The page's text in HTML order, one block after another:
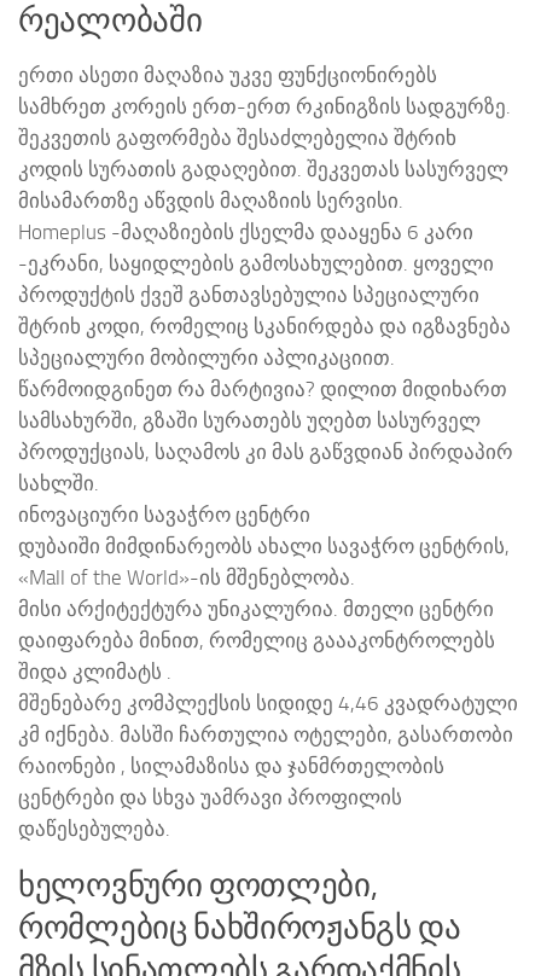
რეალობაში
ერთი ასეთი მაღაზია უკვე ფუნქციონირებს
სამხრეთ კორეის ერთ-ერთ რკინიგზის სადგურზე.
შეკვეთის გაფორმება შესაძლებელია შტრიხ
კოდის სურათის გადაღებით. შეკვეთას სასურველ
მისამართზე აწვდის მაღაზიის სერვისი.
Homeplus -მაღაზიების ქსელმა დააყენა 6 კარი
-ეკრანი, საყიდლების გამოსახულებით. ყოველი
პროდუქტის ქვეშ განთავსებულია სპეციალური
შტრიხ კოდი, რომელიც სკანირდება და იგზავნება
სპეციალური მობილური აპლიკაციით.
წარმოიდგინეთ რა მარტივია? დილით მიდიხართ
სამსახურში, გზაში სურათებს უღებთ სასურველ
პროდუქციას, საღამოს კი მას გაწვდიან პირდაპირ
სახლში.
ინოვაციური სავაჭრო ცენტრი
დუბაიში მიმდინარეობს ახალი სავაჭრო ცენტრის,
«Mall of the World»-ის მშენებლობა.
მისი არქიტექტურა უნიკალურია. მთელი ცენტრი
დაიფარება მინით, რომელიც გაააკონტროლებს
შიდა კლიმატს .
მშენებარე კომპლექსის სიდიდე 4,46 კვადრატული
კმ იქნება. მასში ჩართულია ოტელები, გასართობი
რაიონები , სილამაზისა და ჯანმრთელობის
ცენტრები და სხვა უამრავი პროფილის
დაწესებულება.
ხელოვნური ფოთლები,
რომლებიც ნახშიროჟანგს და